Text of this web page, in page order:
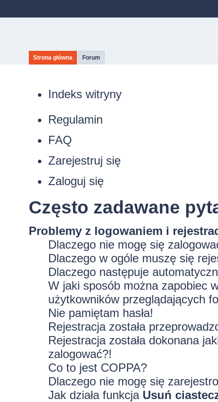
Strona główna Forum
Indeks witryny
Regulamin
FAQ
Zarejestruj się
Zaloguj się
Często zadawane
Problemy z logowaniem i
Dlaczego nie mogę się
Dlaczego w ogóle muszę się
Dlaczego następuje
W jaki sposób można zapobiec
użytkowników przeglądających
Nie pamiętam hasła!
Rejestracja została
Rejestracja została dokonana
zalogować?!
Co to jest COPPA?
Dlaczego nie mogę się
Jak działa funkcja Usuń